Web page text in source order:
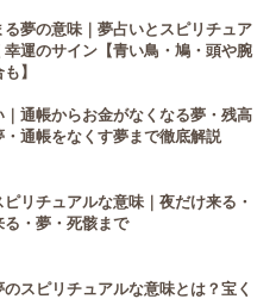
る夢の意味｜夢占いとスピリチュア
幸運のサイン【青い鳥・鳩・頭や腕
】
｜通帳からお金がなくなる夢・残高
・通帳をなくす夢まで徹底解説
リチュアルな意味｜夜だけ来る・
る・夢・死骸まで
スピリチュアルな意味とは？宝く